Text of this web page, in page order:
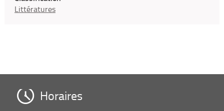
Littératures
Horaires